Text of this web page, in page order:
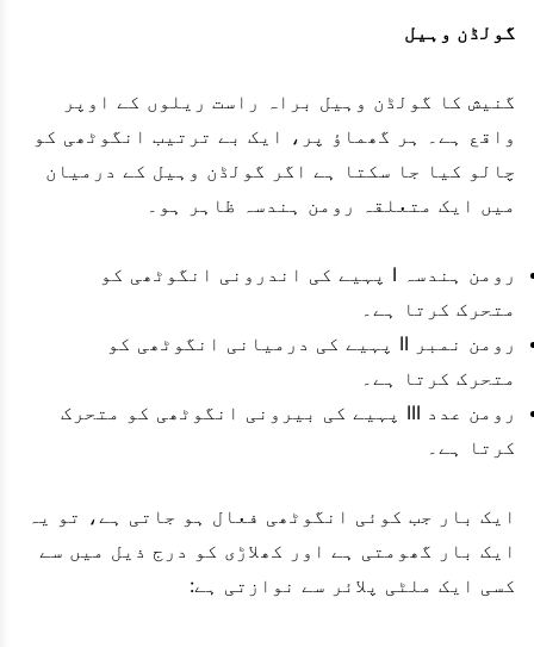
گولڈن وہیل
گنیش کا گولڈن وہیل براہ راست ریلوں کے اوپر
واقع ہے۔ ہر گھماؤ پر، ایک بے ترتیب انگوٹھی کو
چالو کیا جا سکتا ہے اگر گولڈن وہیل کے درمیان
میں ایک متعلقہ رومن ہندسہ ظاہر ہو۔
رومن ہندسہ I پہیے کی اندرونی انگوٹھی کو
متحرک کرتا ہے۔
رومن نمبر II پہیے کی درمیانی انگوٹھی کو
متحرک کرتا ہے۔
رومن عدد III پہیے کی بیرونی انگوٹھی کو متحرک
کرتا ہے۔
ایک بار جب کوئی انگوٹھی فعال ہو جاتی ہے، تو یہ
ایک بار گھومتی ہے اور کھلاڑی کو درج ذیل میں سے
کسی ایک ملٹی پلائر سے نوازتی ہے: